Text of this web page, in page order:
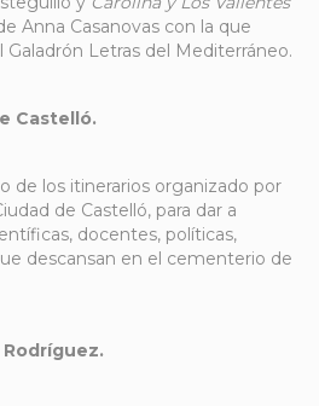
Anna Casanovas con la que
Galadrón Letras del Mediterráneo.
Castelló.
de los itinerarios organizado por
de Castelló, para dar a
docentes, políticas,
descansan en el cementerio de
Rodríguez.